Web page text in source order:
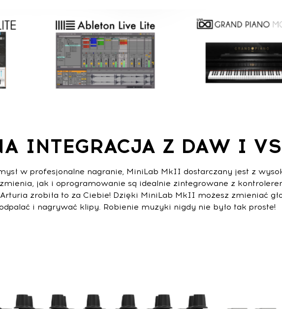
INTEGRACJA Z DAW I
w profesjonalne nagranie, MiniLab MkII dostarczany jest z
jak i oprogramowanie są idealnie zintegrowane z
zrobiła to za Ciebie! Dzięki MiniLab MkII możesz zmieniać
i nagrywać klipy. Robienie muzyki nigdy nie było tak proste!